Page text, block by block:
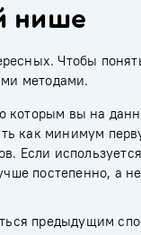
нише
Чтобы
методами.
которым вы на
как минимум
постепенно, а
предыдущим